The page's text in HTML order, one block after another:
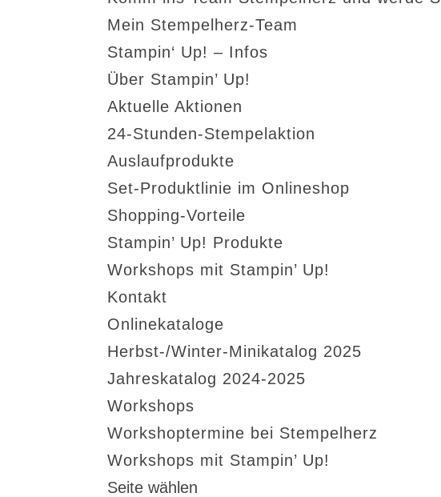
Mein Stempelherz-Team
Stampin‘ Up! – Infos
Über Stampin’ Up!
Aktuelle Aktionen
24-Stunden-Stempelaktion
Auslaufprodukte
Set-Produktlinie im Onlineshop
Shopping-Vorteile
Stampin’ Up! Produkte
Workshops mit Stampin’ Up!
Kontakt
Onlinekataloge
Herbst-/Winter-Minikatalog 2025
Jahreskatalog 2024-2025
Workshops
Workshoptermine bei Stempelherz
Workshops mit Stampin’ Up!
Seite wählen